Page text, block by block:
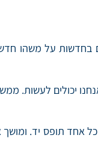
על משהו
לעשות. ממש